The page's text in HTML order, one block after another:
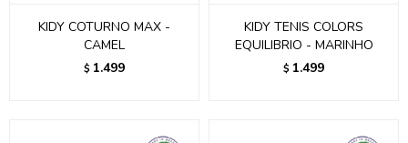
KIDY COTURNO MAX -
CAMEL
$ 1.499
KIDY TENIS COLORS
EQUILIBRIO - MARINHO
$ 1.499